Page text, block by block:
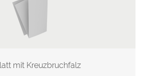
mit Kreuzbruchfalz